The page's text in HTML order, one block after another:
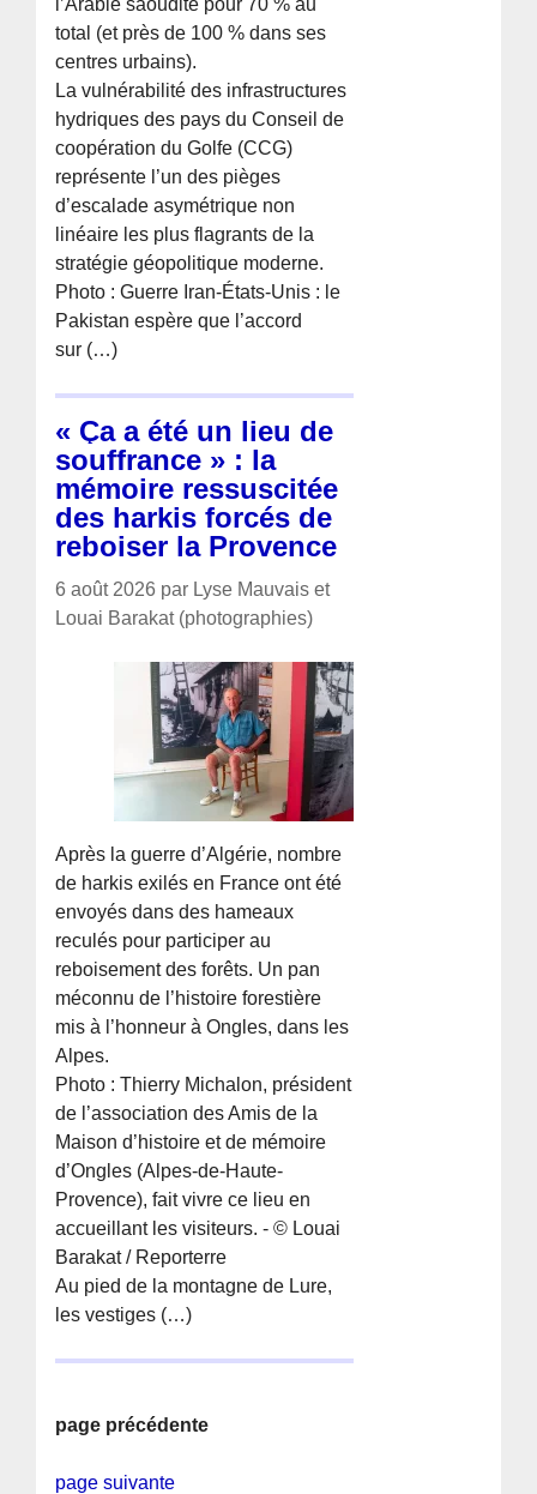
total (et près de 100 % dans ses
centres urbains).
La vulnérabilité des infrastructures
hydriques des pays du Conseil de
coopération du Golfe (CCG)
représente l’un des pièges
d’escalade asymétrique non
linéaire les plus flagrants de la
stratégie géopolitique moderne.
Photo : Guerre Iran-États-Unis : le
Pakistan espère que l’accord
sur (…)
« Ça a été un lieu de
souffrance » : la
mémoire ressuscitée
des harkis forcés de
reboiser la Provence
6 août 2026 par Lyse Mauvais et
Louai Barakat (photographies)
Après la guerre d’Algérie, nombre
de harkis exilés en France ont été
envoyés dans des hameaux
reculés pour participer au
reboisement des forêts. Un pan
méconnu de l’histoire forestière
mis à l’honneur à Ongles, dans les
Alpes.
Photo : Thierry Michalon, président
de l’association des Amis de la
Maison d’histoire et de mémoire
d’Ongles (Alpes-de-Haute-
Provence), fait vivre ce lieu en
accueillant les visiteurs. - © Louai
Barakat / Reporterre
Au pied de la montagne de Lure,
les vestiges (…)
page précédente
page suivante